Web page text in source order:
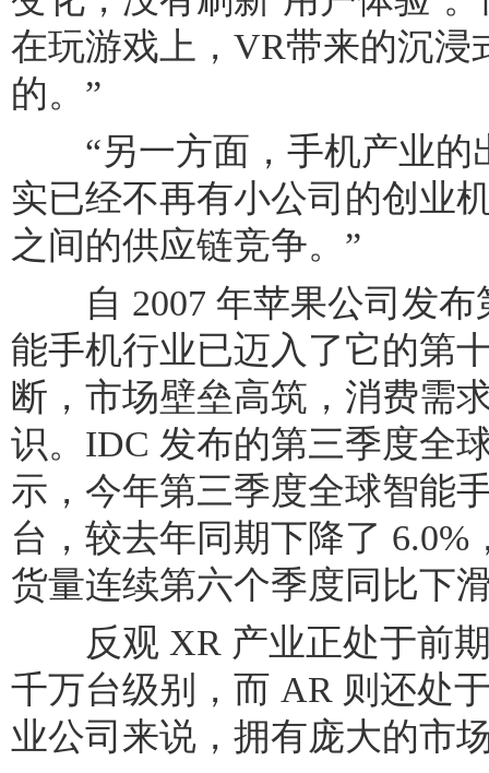
在玩游戏上，VR带来的沉浸
的。”
“另一方面，手机产业的
实已经不再有小公司的创业
之间的供应链竞争。”
自 2007 年苹果公司发布
能手机行业已迈入了它的第
断，市场壁垒高筑，消费需
识。IDC 发布的第三季度全
示，今年第三季度全球智能
台，较去年同期下降了
货量连续第六个季度同比下
反观 XR 产业正处于前期
千万台级别，而 AR 则还处
业公司来说，拥有庞大的市